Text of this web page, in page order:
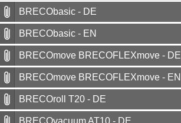
BRECObasic - DE
BRECObasic - EN
BRECOmove BRECOFLEXmove - DE
BRECOmove BRECOFLEXmove - EN
BRECOroll T20 - DE
BRECOvacuum AT10 - DE